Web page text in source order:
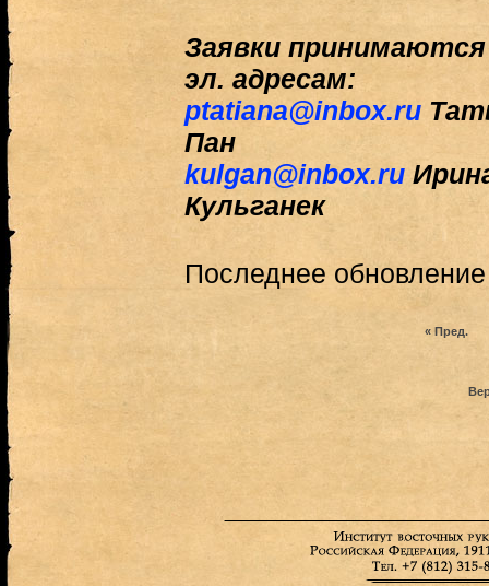
Заявки принимаются
эл. адресам:
ptatiana@inbox.ru
Пан
kulgan@inbox.ru
Кульганек
Последнее
« Пред.